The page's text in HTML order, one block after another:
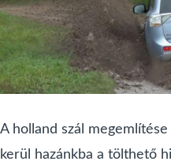
A holland szál
kerül hazánkba a tölthető